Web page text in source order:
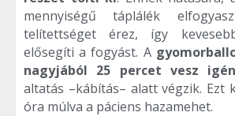
mennyiségű táplálék
telítettséget érez, így
elősegíti a fogyást. A
nagyjából 25 percet vesz
altatás –kábítás– alatt végzik. Ezt
óra múlva a páciens hazamehet.